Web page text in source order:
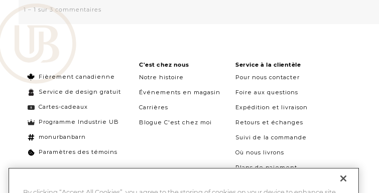
Fièrement canadienne
Service de design gratuit
Cartes-cadeaux
Programme Industrie UB
monurbanbarn
Paramètres des témoins
C'est chez nous
Notre histoire
Événements en magasin
Carrières
Blogue C'est chez moi
Service à la clientèle
Pour nous contacter
Foire aux questions
Expédition et livraison
Retours et échanges
Suivi de la commande
Où nous livrons
Plans de paiement